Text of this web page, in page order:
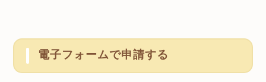
電子フォームで申請する